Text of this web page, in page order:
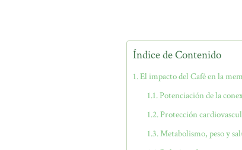
Índice de Contenido
El impacto del Café en la
Potenciación de la
Protección
Metabolismo, peso y